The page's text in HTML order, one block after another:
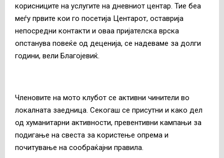
корисниците на услугите на дневниот центар. Тие беа
меѓу првите кои го посетија Центарот, оставрија
непосредни контакти и оваа пријателска врска
опстанува повеќе од деценија, се надеваме за долги
години, вели Благојевиќ.
Членовите на мото клубот се активни чинители во
локалната заедница. Секогаш се присутни и како дел
од хуманитарни активности, превентивни кампањи за
подигање на свеста за користење опрема и
почитување на сообраќајни правила.